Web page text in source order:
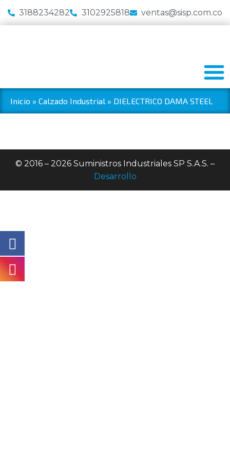
3188234282 3102925818 ventas@sisp.com.co
Inicio » Calzado Industrial » DIELECTRICO DAMA STEEL
© 2016 – 2026 Suministros Industriales SP S.A.S. –
Desarrollo